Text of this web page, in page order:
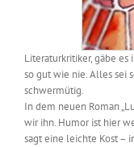
Literaturkritiker, gäbe es
so gut wie nie. Alles sei
schwermütig.
In dem neuen Roman
wir ihn. Humor ist hier
sagt eine leichte Kost –